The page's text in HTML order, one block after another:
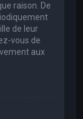
raison. De
de leur
vous de
aux